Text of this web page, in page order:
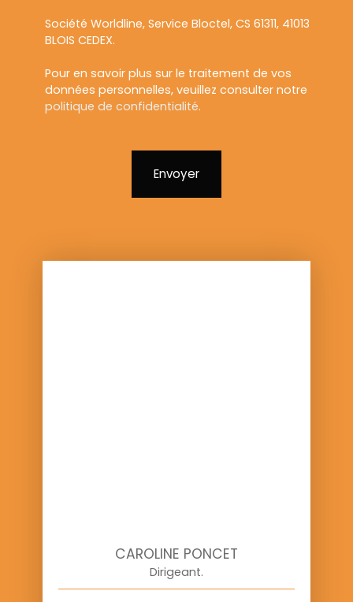
Société Worldline, Service Bloctel, CS 61311, 41013
BLOIS CEDEX.
Pour en savoir plus sur le traitement de vos
données personnelles, veuillez consulter notre
politique de confidentialité.
Envoyer
CAROLINE PONCET
Dirigeant.